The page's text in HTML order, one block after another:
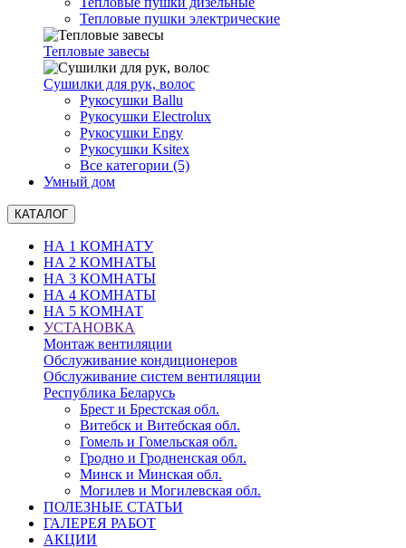
Тепловые пушки электрические
Тепловые завесы
Сушилки для рук, волоc
Рукосушки Ballu
Рукосушки Electrolux
Рукосушки Engy
Рукосушки Ksitex
Все категории (5)
Умный дом
КАТАЛОГ
НА 1 КОМНАТУ
НА 2 КОМНАТЫ
НА 3 КОМНАТЫ
НА 4 КОМНАТЫ
НА 5 КОМНАТ
УСТАНОВКА
Монтаж вентиляции
Обслуживание кондиционеров
Обслуживание систем вентиляции
Республика Беларусь
Брест и Брестская обл.
Витебск и Витебская обл.
Гомель и Гомельская обл.
Гродно и Гродненская обл.
Минск и Минская обл.
Могилев и Могилевская обл.
ПОЛЕЗНЫЕ СТАТЬИ
ГАЛЕРЕЯ РАБОТ
АКЦИИ